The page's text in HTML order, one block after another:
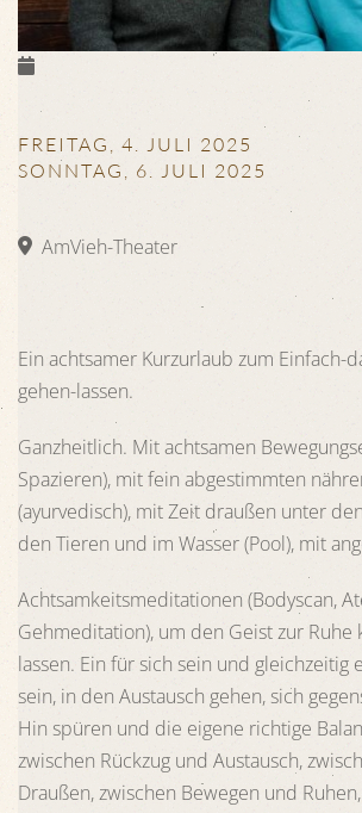
FREITAG, 4. JULI 2025
SONNTAG, 6. JULI 2025
AmVieh-Theater
Ein achtsamer Kurzurlaub zum Einfach-
gehen-lassen.
Ganzheitlich. Mit achtsamen
Spazieren), mit fein abgestimmten
(ayurvedisch), mit Zeit draußen unter
den Tieren und im Wasser (Pool), mit
Achtsamkeitsmeditationen (Bodyscan,
Gehmeditation), um den Geist zur Ruhe
lassen. Ein für sich sein und gleichzeitig
sein, in den Austausch gehen, sich
Hin spüren und die eigene richtige
zwischen Rückzug und Austausch,
Draußen, zwischen Bewegen und